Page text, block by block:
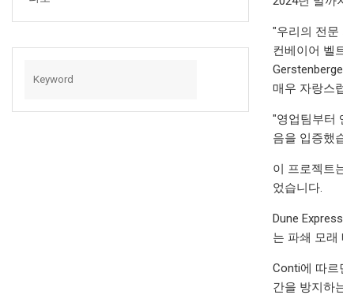
"우리의 전문
컨베이어 벨
매우 자랑스
"영업팀부터
음을 입증했
이 프로젝트
었습니다.
Dune
는 파쇄 모래
Conti에 따르
간을 방지하